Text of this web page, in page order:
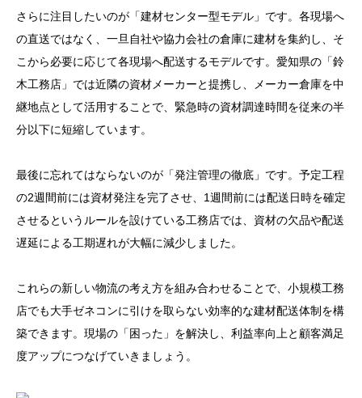
さらに注目したいのが「建材センター型モデル」です。各現場へ
の直送ではなく、一旦自社や協力会社の倉庫に建材を集約し、そ
こから必要に応じて各現場へ配送するモデルです。愛知県の「鈴
木工務店」では近隣の資材メーカーと提携し、メーカー倉庫を中
継地点として活用することで、緊急時の資材調達時間を従来の半
分以下に短縮しています。
最後に忘れてはならないのが「発注管理の徹底」です。予定工程
の2週間前には資材発注を完了させ、1週間前には配送日時を確定
させるというルールを設けている工務店では、資材の欠品や配送
遅延による工期遅れが大幅に減少しました。
これらの新しい物流の考え方を組み合わせることで、小規模工務
店でも大手ゼネコンに引けを取らない効率的な建材配送体制を構
築できます。現場の「困った」を解決し、利益率向上と顧客満足
度アップにつなげていきましょう。